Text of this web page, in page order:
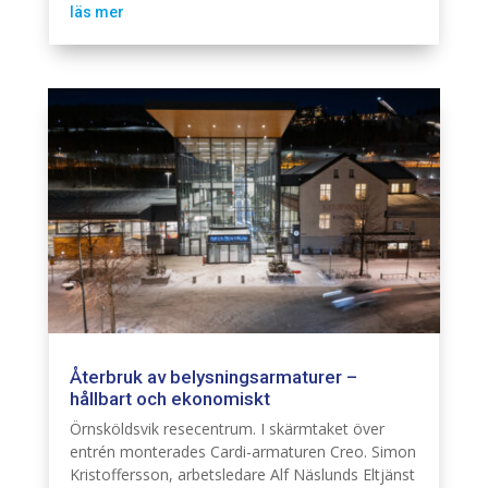
läs mer
Återbruk av belysningsarmaturer –
hållbart och ekonomiskt
Örnsköldsvik resecentrum. I skärmtaket över
entrén monterades Cardi-armaturen Creo. Simon
Kristoffersson, arbetsledare Alf Näslunds Eltjänst